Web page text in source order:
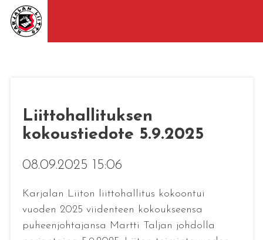
Liittohallituksen
kokoustiedote 5.9.2025
08.09.2025 15:06
Karjalan Liiton liittohallitus kokoontui
vuoden 2025 viidenteen kokoukseensa
puheenjohtajansa Martti Taljan johdolla